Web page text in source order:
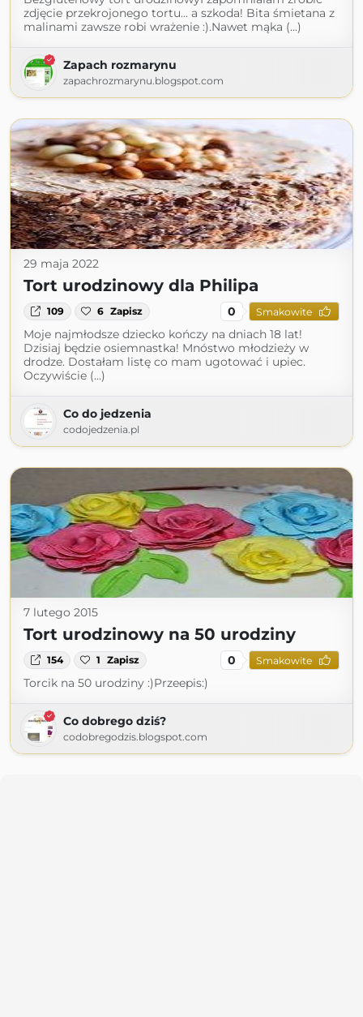
zdjęcie przekrojonego tortu... a szkoda! Bita śmietana z
malinami zawsze robi wrażenie :).Nawet mąka (...)
Zapach rozmarynu
zapachrozmarynu.blogspot.com
29 maja 2022
Tort urodzinowy dla Philipa
109 6 Zapisz 0 Smakowite
Moje najmłodsze dziecko kończy na dniach 18 lat!
Dzisiaj będzie osiemnastka! Mnóstwo młodzieży w
drodze. Dostałam listę co mam ugotować i upiec.
Oczywiście (...)
Co do jedzenia
codojedzenia.pl
7 lutego 2015
Tort urodzinowy na 50 urodziny
154 1 Zapisz 0 Smakowite
Torcik na 50 urodziny :)Przeepis:)
Co dobrego dziś?
codobregodzis.blogspot.com